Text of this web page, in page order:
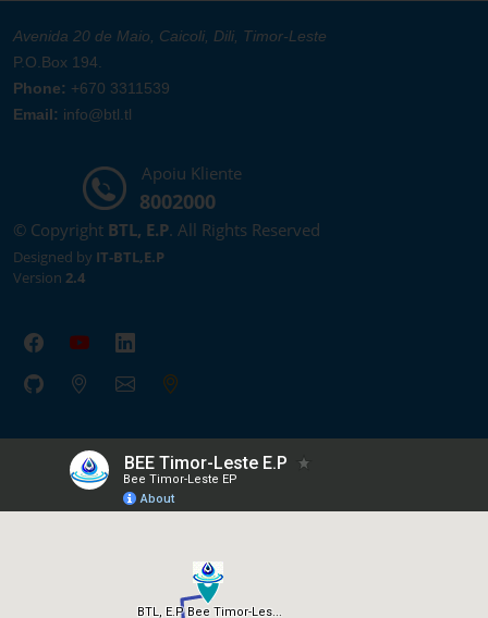
Avenida 20 de Maio, Caicoli, Dili, Timor-Leste
P.O.Box 194.
Phone: +670 3311539
Email: info@btl.tl
Apoiu Kliente
8002000
© Copyright BTL, E.P. All Rights Reserved
Designed by IT-BTL,E.P
Version 2.4